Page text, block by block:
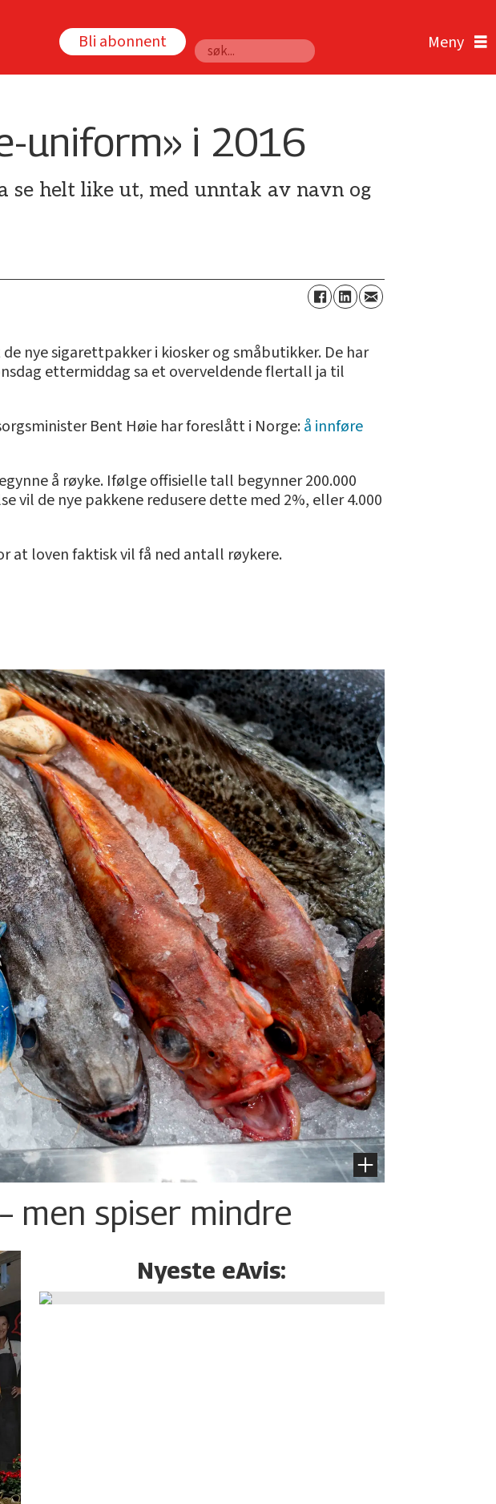
Bli abonnent
Søk
uniform» i 2016
helt like ut, med unntak av navn og
nye sigarettpakker i kiosker og småbutikker. De har
ettermiddag sa et overveldende flertall ja til
Bent Høie har foreslått i Norge:å innføre
å røyke. Ifølge offisielle tall begynner 200.000
vil de nye pakkene redusere dette med 2%, eller 4.000
at loven faktisk vil få ned antall røykere.
men spiser mindre
Nyeste eAvis: